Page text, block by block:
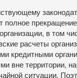
полное
в том
расчеты
кредитными
вне территории,
ситуации.